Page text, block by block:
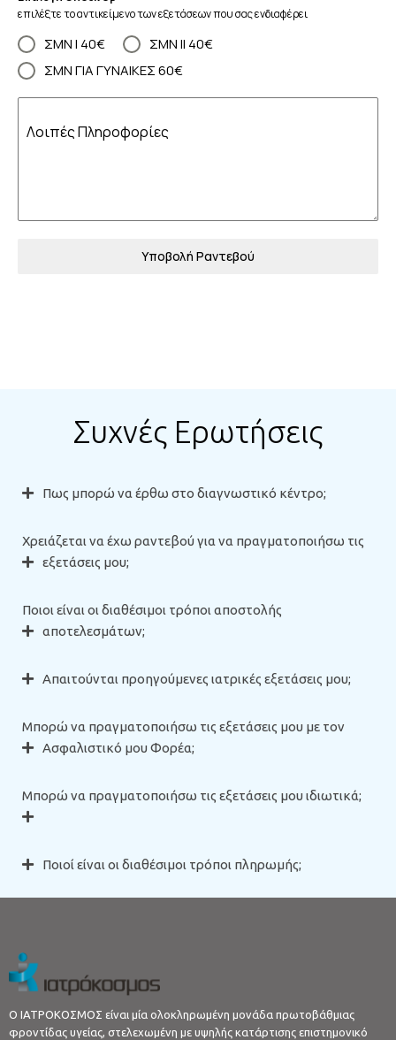
επιλέξτε το αντικείμενο των εξετάσεων που σας ενδιαφέρει
ΣΜΝ Ι 40€
ΣΜΝ ΙΙ 40€
ΣΜΝ ΓΙΑ ΓΥΝΑΙΚΕΣ 60€
Λοιπές Πληροφορίες
Υποβολή Ραντεβού
Συχνές Ερωτήσεις
Πως μπορώ να έρθω στο διαγνωστικό κέντρο;
Χρειάζεται να έχω ραντεβού για να πραγματοποιήσω τις
εξετάσεις μου;
Ποιοι είναι οι διαθέσιμοι τρόποι αποστολής
αποτελεσμάτων;
Απαιτούνται προηγούμενες ιατρικές εξετάσεις μου;
Μπορώ να πραγματοποιήσω τις εξετάσεις μου με τον
Ασφαλιστικό μου Φορέα;
Μπορώ να πραγματοποιήσω τις εξετάσεις μου ιδιωτικά;
Ποιοί είναι οι διαθέσιμοι τρόποι πληρωμής;
Ο ΙΑΤΡΟΚΟΣΜΟΣ είναι μία ολοκληρωμένη μονάδα πρωτοβάθμιας
φροντίδας υγείας, στελεχωμένη με υψηλής κατάρτισης επιστημονικό